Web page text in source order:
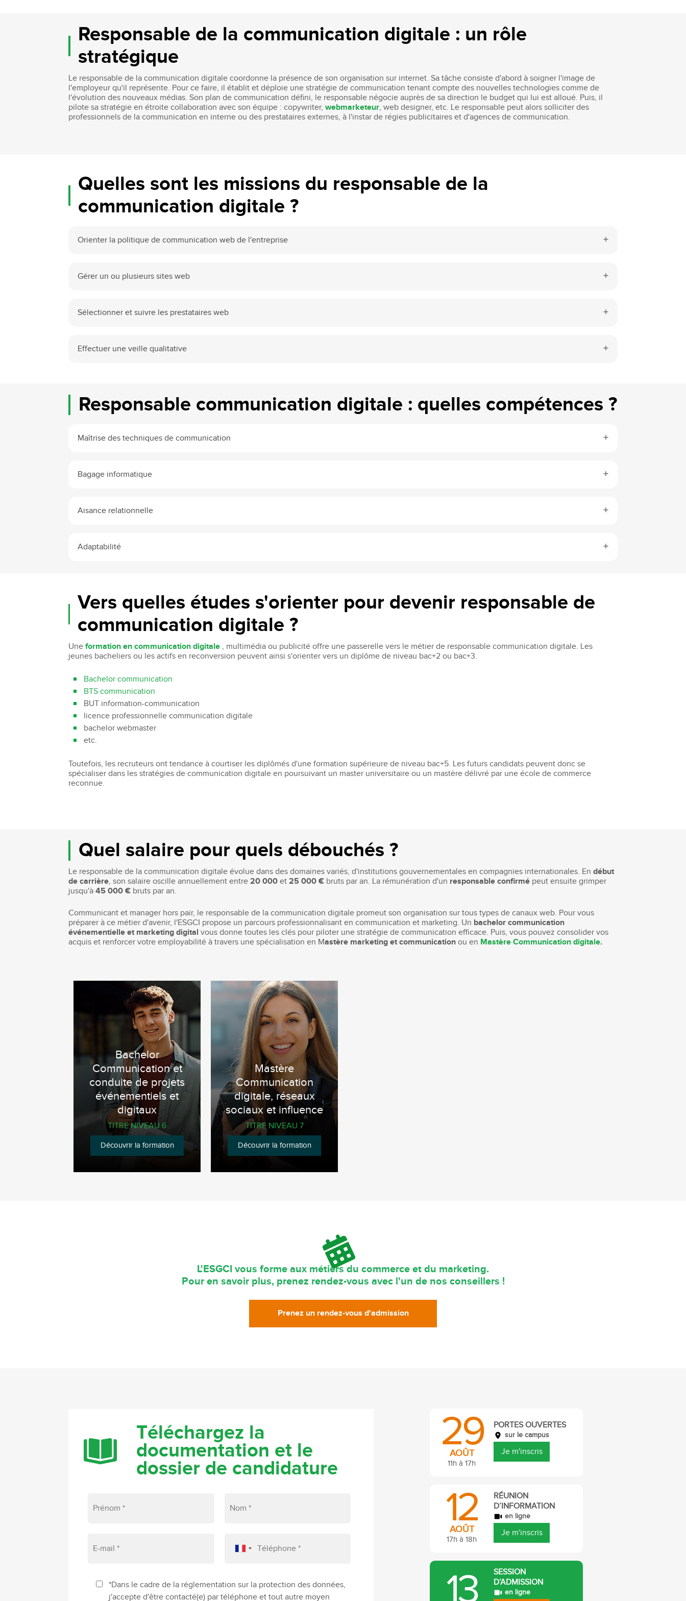
Responsable de la communication digitale : un rôle
stratégique
Le responsable de la communication digitale coordonne la présence de son organisation sur internet. Sa tâche consiste d'abord à soigner l'image de
l'employeur qu'il représente. Pour ce faire, il établit et déploie une stratégie de communication tenant compte des nouvelles technologies comme de
l'évolution des nouveaux médias. Son plan de communication défini, le responsable négocie auprès de sa direction le budget qui lui est alloué. Puis, il
pilote sa stratégie en étroite collaboration avec son équipe : copywriter,webmarketeur, web designer, etc. Le responsable peut alors solliciter des
professionnels de la communication en interne ou des prestataires externes, à l'instar de régies publicitaires et d'agences de communication.
Quelles sont les missions du responsable de la
communication digitale ?
Orienter la politique de communication web de l'entreprise
Gérer un ou plusieurs sites web
Sélectionner et suivre les prestataires web
Effectuer une veille qualitative
Responsable communication digitale : quelles compétences ?
Maîtrise des techniques de communication
Bagage informatique
Aisance relationnelle
Adaptabilité
Vers quelles études s'orienter pour devenir responsable de
communication digitale ?
Uneformation en communication digitale , multimédia ou publicité offre une passerelle vers le métier de responsable communication digitale. Les
jeunes bacheliers ou les actifs en reconversion peuvent ainsi s'orienter vers un diplôme de niveau bac+2 ou bac+3.
Bachelor communication
BTS communication
BUT information-communication
licence professionnelle communication digitale
bachelor webmaster
etc.
Toutefois, les recruteurs ont tendance à courtiser les diplômés d'une formation supérieure de niveau bac+5. Les futurs candidats peuvent donc se
spécialiser dans les stratégies de communication digitale en poursuivant un master universitaire ou un mastère délivré par une école de commerce
reconnue.
Quel salaire pour quels débouchés ?
Le responsable de la communication digitale évolue dans des domaines variés, d'institutions gouvernementales en compagnies internationales. Endébut
de carrière, son salaire oscille annuellement entre20 000et 25 000 € bruts par an. La rémunération d'un responsable confirmé peut ensuite grimper
jusqu'à 45 000 € bruts par an.
Communicant et manager hors pair, le responsable de la communication digitale promeut son organisation sur tous types de canaux web. Pour vous
préparer à ce métier d'avenir, l'ESGCI propose un parcours professionnalisant en communication et marketing. Un bachelor communication
événementielle et marketing digital vous donne toutes les clés pour piloter une stratégie de communication efficace. Puis, vous pouvez consolider vos
acquis et renforcer votre employabilité à travers une spécialisation en Mastère marketing et communicationou en Mastère Communication digitale.
Bachelor
Communication et
conduite de projets
événementiels et
digitaux
TITRE NIVEAU 6
Découvrir la formation
Mastère
Communication
digitale, réseaux
sociaux et influence
TITRE NIVEAU 7
Découvrir la formation
L'ESGCI vous forme aux métiers du commerce et du marketing.
Pour en savoir plus, prenez rendez-vous avec l'un de nos conseillers !
Prenez un rendez-vous d'admission
Téléchargez la
documentation et le
dossier de candidature
*Dans le cadre de la réglementation sur la protection des données,
j'accepte d'être contacté(e) par téléphone et tout autre moyen
29
AOÛT
11h à 17h
PORTES OUVERTES
sur le campus
Je m'inscris
12
AOÛT
17h à 18h
RÉUNION
D’INFORMATION
en ligne
Je m'inscris
13
SESSION
D’ADMISSION
en ligne
Étudier à l'international
Projets et voyages
Programme Disney
Bachelor Marketing digital
Bachelor Commerce Marketing
spécialisation International
Bachelor Communication, projets
événementiels et digitaux
Bachelor Communication
Marketing d'influence et Brand Content
Bachelor QSE - Qualité Sécurité
Environnement
Mastère Marketing du Luxe
Mastère Big Data & Intelligence
Artificielle
MBA